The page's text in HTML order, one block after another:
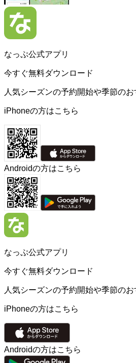
なっぷ公式アプリ
今すぐ無料ダウンロード
人気シーズンの予約開始や季節のお
iPhoneの方はこちら
Androidの方はこちら
なっぷ公式アプリ
今すぐ無料ダウンロード
人気シーズンの予約開始や季節のお
iPhoneの方はこちら
Androidの方はこちら